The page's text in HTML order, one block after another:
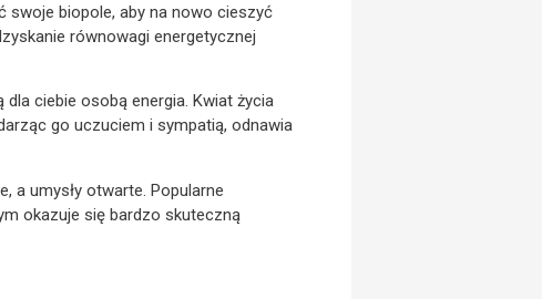
swoje biopole, aby na nowo cieszyć
równowagi energetycznej
dla ciebie osobą energia. Kwiat życia
go uczuciem i sympatią, odnawia
a umysły otwarte. Popularne
okazuje się bardzo skuteczną